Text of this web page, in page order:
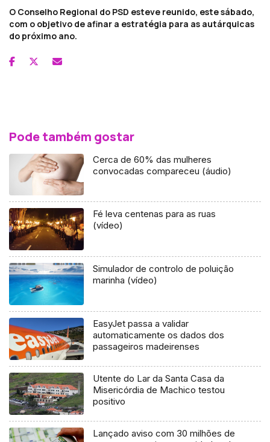
O Conselho Regional do PSD esteve reunido, este sábado,
com o objetivo de afinar a estratégia para as autárquicas
do próximo ano.
Pode também gostar
Cerca de 60% das mulheres
convocadas compareceu (áudio)
Fé leva centenas para as ruas
(vídeo)
Simulador de controlo de poluição
marinha (vídeo)
EasyJet passa a validar
automaticamente os dados dos
passageiros madeirenses
Utente do Lar da Santa Casa da
Misericórdia de Machico testou
positivo
Lançado aviso com 30 milhões de